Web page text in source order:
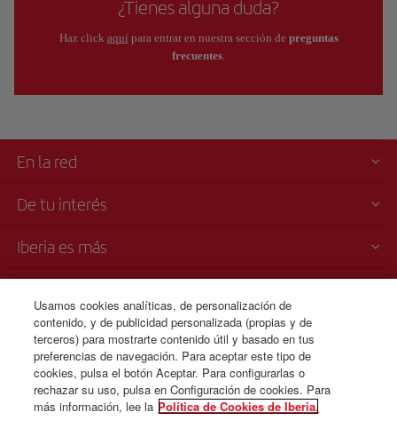
¿Tienes alguna duda?
Haz click aquípara entrar en nuestra sección de preguntas
frecuentes
En la red
De tu interés
Iberia es más
Venta telefónica de billetes
+56 225 821 885
Lunes a domingo 00:00 - 24:00 horas ( español e inglés).
Usamos cookies analíticas, de personalización de
contenido, y de publicidad personalizada (propias y de
terceros) para mostrarte contenido útil y basado en tus
preferencias de navegación. Para aceptar este tipo de
cookies, pulsa el botón Aceptar. Para configurarlas o
rechazar su uso, pulsa en Configuración de cookies. Para
más información, lee la Política de Cookies de Iberia.